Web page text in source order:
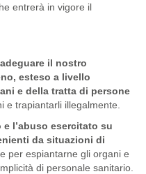
entrerà in vigore il
adeguare il nostro
esteso a livello
e della tratta di persone
e trapiantarli illegalmente.
l’abuso esercitato su
da situazioni di
per espiantarne gli organi e
di personale sanitario.